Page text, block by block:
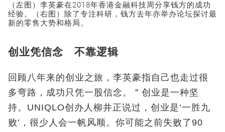
（左图）李英豪在2018年香港金融科技周分享钱方的成功
经验。（右图）除了专注科研，钱方去年亦举办论坛探讨最
新的零售大势和格局。
创业凭信念 不靠逻辑
回顾八年来的创业之旅，李英豪指自己也走过很
多弯路，成功只凭一股信念。＂创业是一种坚
持。UNIQLO创办人柳井正说过，创业是‘一胜九
败’，很少人会一帆风顺。你可能之前失败了90